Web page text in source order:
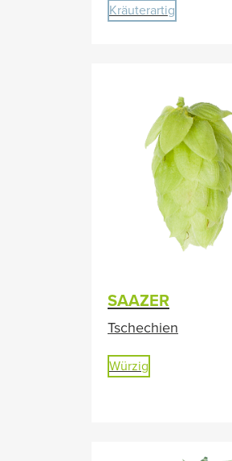
Kräuterartig
SAAZER
Tschechien
Würzig